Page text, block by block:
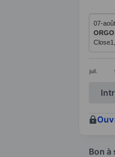
juil.
07-
Close
End
Bon à